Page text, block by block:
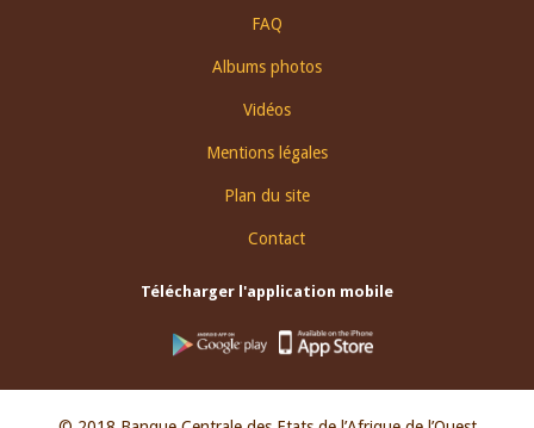
FAQ
Albums photos
Vidéos
Mentions légales
Plan du site
Contact
Télécharger l'application mobile